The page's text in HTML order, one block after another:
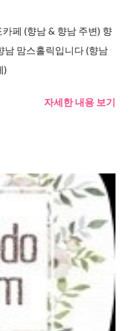
페 (향남 & 향남 주변) 향
남 맘스홀릭입니다 (향남
)
자세한 내용 보기